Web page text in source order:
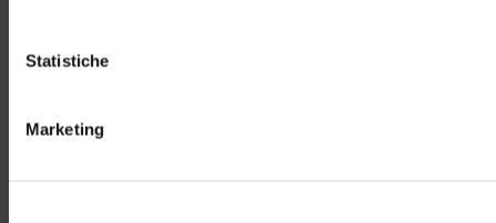
Statistiche
Marketing